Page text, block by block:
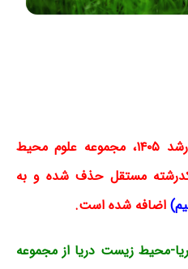
در دفترچه آزمون کارشناسی ارشد ۱۴۰۵، مجموعه علوم محیط
به عنوان کدرشته مستقل حذف شده و به
) اضافه شده است.
محیط زیست دریا از مجموعه